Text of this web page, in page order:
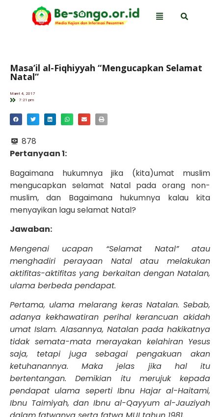
Masa’il al-Fiqhiyyah “Mengucapkan Selamat
Natal”
Maret 4, 2017
7:21 pm
878
Pertanyaan1:
Bagaimana hukumnya jika (kita)umat muslim
mengucapkan selamat Natal pada orang non-
muslim, dan Bagaimana hukumnya kalau kita
menyayikan lagu selamat Natal?
Jawaban:
Mengenai ucapan
“Selamat Natal” atau
menghadiri perayaan Natal atau melakukan
aktifitas-aktifitas yang berkaitan dengan Natalan,
ulama berbeda pendapat.
Pertama, ulama melarang keras Natalan. Sebab,
adanya kekhawatiran perihal kerancuan akidah
umat Islam. Alasannya, Natalan pada hakikatnya
tidak semata-mata merayakan kelahiran Yesus
saja, tetapi juga sebagai pengakuan akan
ketuhanannya. Maka jelas jika hal itu
bertentangan. Demikian itu merujuk kepada
pendapat ulama seperti Ibnu Hajar al-Haitami,
Ibnu Taimiyah, dan Ibnu al-Qayyum al-Jauziyah